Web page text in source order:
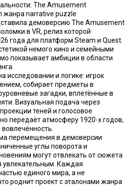
The Amusement
жанра narrative puzzle
демоверсию The Amusement
в VR, релиз которой
года для платформ Steam и Quest.
немого кино и семейными
показывает амбиции в области
исследовании и логике: игрок
собирает предметы в
загадки, вплетённые в
Визуальная подача через
теней и голосовое
передаёт атмосферу 1920-х годов,
перемещения в демоверсии
углы поворота и
могут отвлекать от сюжета
увлекательным. Каждая
единого мира, а не
роднит проект с эталонами жанра